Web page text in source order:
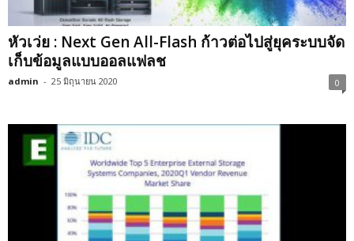
หัวเว่ย : Next Gen All-Flash ก้าวต่อไปสู่ยุคระบบจัด
เก็บข้อมูลแบบออลแฟลช
admin - 25 มิถุนายน 2020 0